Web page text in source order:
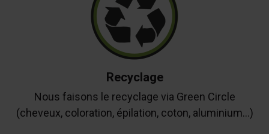
Recyclage
Nous faisons le recyclage via Green Circle
(cheveux, coloration, épilation, coton, aluminium...)